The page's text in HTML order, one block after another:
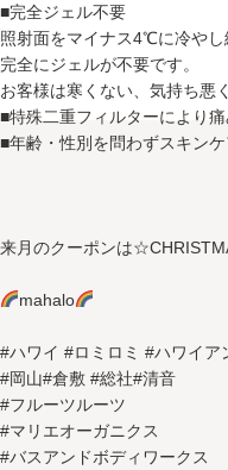
■完全ジェル不要
照射面をマイナス4℃に冷やし
完全にジェルが不要です。
お客様は寒くない、気持ち悪
■特殊二重フィルターにより
■年齢・性別を問わずスキン
来月のクーポンは
mahalo
#ハワイ #ロミロミ #ハワイア
#岡山#倉敷 #総社#清音
#フルーツルーツ
#マリエオーガニクス
#バスアンドボディワークス